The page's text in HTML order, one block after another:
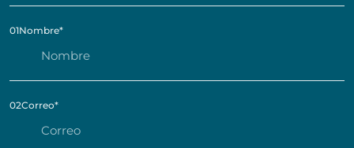
01Nombre*
02Correo*